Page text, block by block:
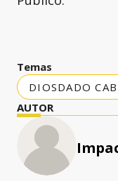
Temas
DIOSDADO
AUTOR